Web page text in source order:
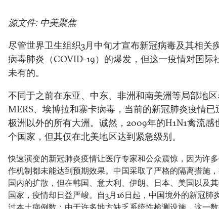
源文件: 中美聚焦
尽管世界卫生组织3月中旬才宣布新冠病毒及其相
病毒肺炎（COVID-19）的爆发，但这一疫情对国际
未有的。
不同于之前在东亚、中东、非洲和南美洲等局部地区
MERS、埃博拉和寨卡病毒，当前的新冠肺炎疫情
极洲以外的所有大洲。诚然，2009年的H1N1禽流感
个国家，但其仅在北美地区达到紧急级别。
快速演变的新冠肺炎疫情让医疗专家和公众震惊，因为许
作机制都未能达到预期效果。中国采取了严格的隔离措施
国内的扩散，但在韩国、意大利、伊朗、日本、美国以及
国家，疫情却日益严峻。自3月16日起，中国境外的新冠肺
过本土病例数；由于许多地方缺乏系统性检测设施，这一数